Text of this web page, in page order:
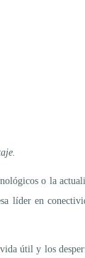
o la
líder en
útil y los